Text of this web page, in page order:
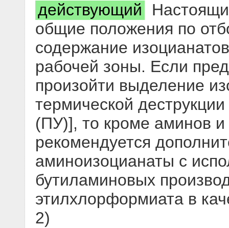
действующий
общие положения по
содержание
рабочей зоны. Если
произойти выделение
термической
(ПУ)], то кроме аминов
рекомендуется
аминоизоцианаты с
бутиламиновых
этилхлорформиата в
2)